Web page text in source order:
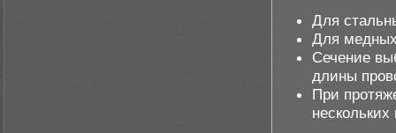
Для
Для
Сечение
длины
При